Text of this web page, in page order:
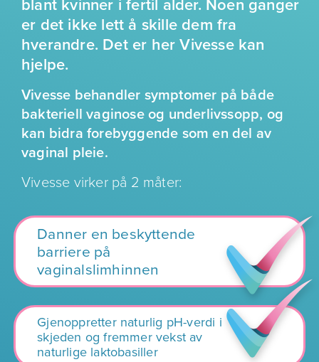
er det ikke lett å skille dem fra
hverandre. Det er her Vivesse kan
hjelpe.
Vivesse behandler symptomer på både
bakteriell vaginose og underlivssopp, og
kan bidra forebyggende som en del av
vaginal pleie.
Vivesse virker på 2 måter:
Danner en beskyttende
barriere på
vaginalslimhinnen
Gjenoppretter naturlig pH-verdi i
skjeden og fremmer vekst av
naturlige laktobasiller